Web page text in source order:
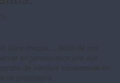
dans chaque… détail de nos
en permanence une vue
de manière transversale en
de prestations.